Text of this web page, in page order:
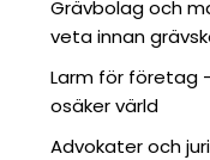
Grävbolag och
veta innan
Larm för företag
osäker värld
Advokater och